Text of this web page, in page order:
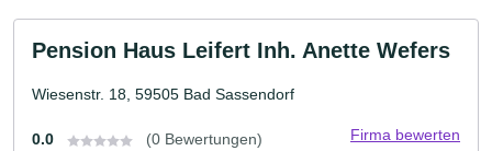
Pension Haus Leifert Inh. Anette Wefers
Wiesenstr. 18, 59505 Bad Sassendorf
0.0 (0 Bewertungen) Firma bewerten